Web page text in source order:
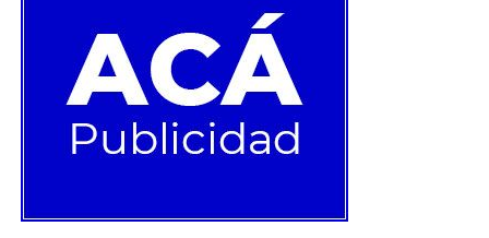
Reporte diario
Según el reporte de hoy, de los 10.667 casos nuevos de
COVID-19, 5.852 corresponden a personas sintomáticas
y 1.566 no presentan síntomas. Además, se registraron
3.249 test PCR Positivo que no fueron notificados.